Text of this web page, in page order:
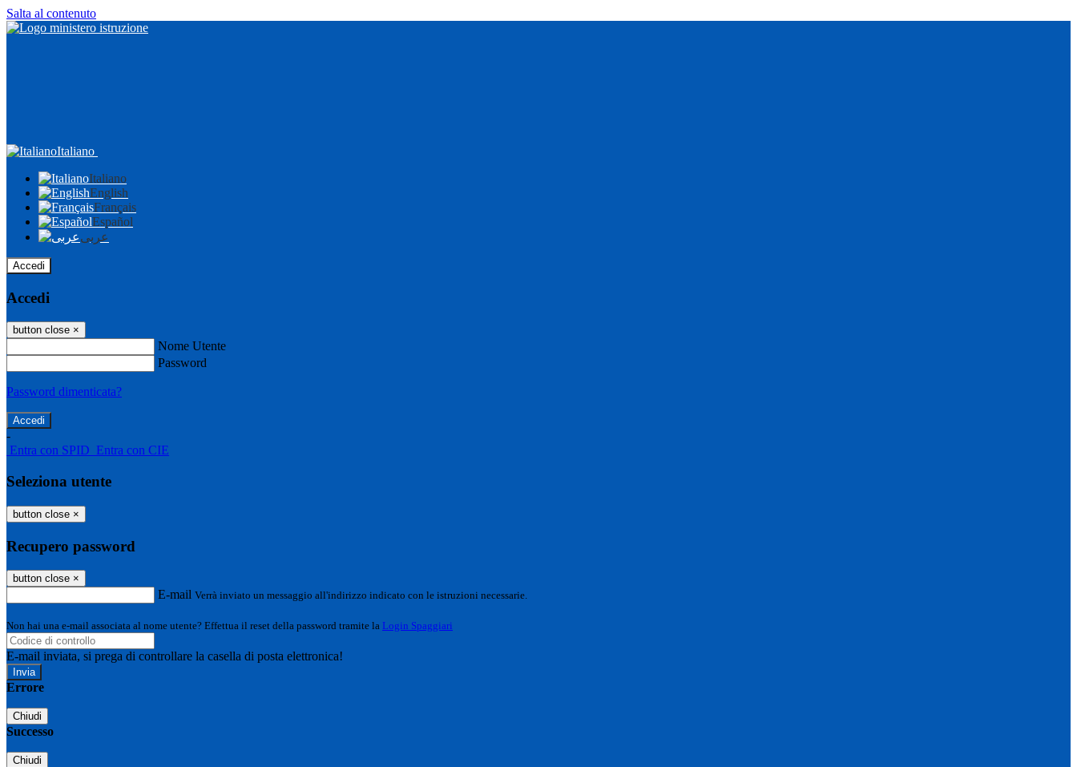
Salta al contenuto
Italiano
Italiano
English
Français
Español
عربى
Accedi
Accedi
button close ×
Nome Utente
Password
Password dimenticata?
-
Entra con SPID Entra con CIE
Seleziona utente
button close ×
Recupero password
button close ×
E-mail Verrà inviato un messaggio all'indirizzo indicato con le istruzioni necessarie.
Non hai una e-mail associata al nome utente? Effettua il reset della password tramite la Login Spaggiari
E-mail inviata, si prega di controllare la casella di posta elettronica!
Errore
Chiudi
Successo
Chiudi